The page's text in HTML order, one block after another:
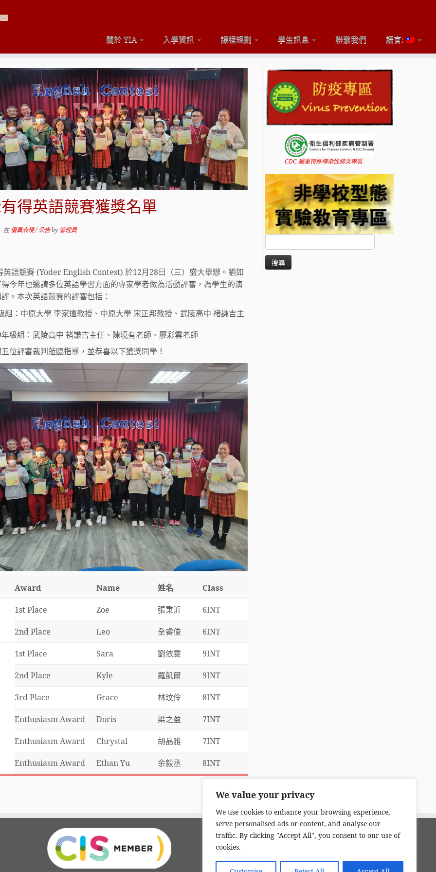
We value your privacy
We use cookies to enhance your browsing experience,
serve personalised ads or content, and analyse our
traffic. By clicking "Accept All", you consent to our use of
cookies.
關於 YIA 入學資訊 課程規劃 學生訊息 聯繫我們 語言:
有得英語競賽獲獎名單
在優異表現/公告by 管理員
英語競賽 (Yoder English Contest) 於12月28日（三）盛大舉辦。猶如
今年也邀請多位英語學習方面的專家學者做為活動評審，為學生的演
。本次英語競賽的評審包括：
組：中原大學 李家遠教授、中原大學 宋正邦教授、武陵高中 褚謙吉主
級組：武陵高中 褚謙吉主任、陳境有老師、廖彩雲老師
位評審裁判蒞臨指導，並恭喜以下獲獎同學！
Award Name 姓名 Class
1st Place Zoe 張秉沂 6INT
2nd Place Leo 全睿俊 6INT
1st Place Sara 劉依雯 9INT
2nd Place Kyle 羅凱爾 9INT
3rd Place Grace 林玟伶 8INT
Enthusiasm Award Doris 梁之盈 7INT
Enthusiasm Award Chrystal 胡晶雅 7INT
Enthusiasm Award Ethan Yu 余毅丞 8INT
CDC 嚴重特殊傳染性肺炎專區
搜
尋
鍵